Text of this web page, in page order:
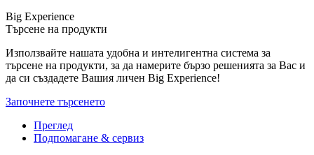
Big Experience
Търсене на продукти
Използвайте нашата удобна и интелигентна система за
търсене на продукти, за да намерите бързо решенията за Вас и
да си създадете Вашия личен Big Experience!
Започнете търсенето
Преглед
Подпомагане & сервиз